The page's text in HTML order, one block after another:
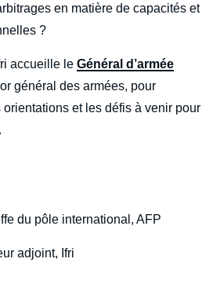
en matière de capacités et
?
accueille le Général d’armée
général des armées, pour
et les défis à venir pour
du pôle international, AFP
adjoint, Ifri